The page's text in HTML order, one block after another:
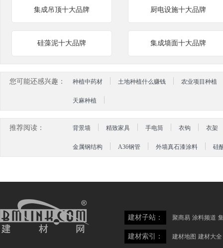
集成吊顶十大品牌 厨电设施十大品牌
硅藻泥十大品牌 集成墙面十大品牌
您可能还感兴趣： 种植中药材 土地种植什么赚钱 农业项目种植
天麻种植
推荐阅读： 背景墙 精致家具 手电筒 衣钩 衣架
金属钢结构 A36钢管 外墙真石漆涂料 硅
建材子站： 聚商易 涂料频道
建材索引： 建材地图 建材大全